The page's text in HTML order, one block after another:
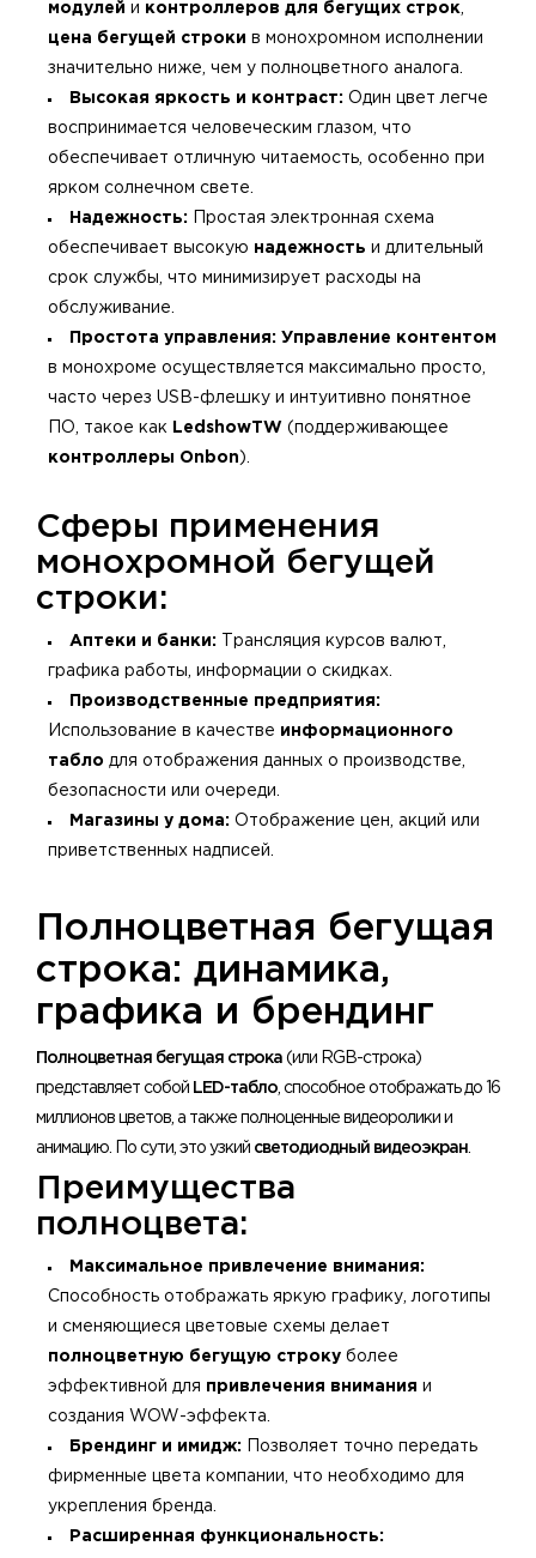
модулей и контроллеров для бегущих строк
цена бегущей строки в монохромном исполнении
значительно ниже, чем у полноцветного аналога.
Высокая яркость и контраст: Один цвет легче
воспринимается человеческим глазом, что
обеспечивает отличную читаемость, особенно при
ярком солнечном свете.
Надежность: Простая электронная схема
обеспечивает высокую надежность и длительный
срок службы, что минимизирует расходы на
обслуживание.
Простота управления: Управление контентом
в монохроме осуществляется максимально просто,
часто через USB-флешку и интуитивно понятное
ПО, такое как LedshowTW (поддерживающее
контроллеры Onbon ).
Сферы применения
монохромной бегущей
строки:
Аптеки и банки: Трансляция курсов валют,
графика работы, информации о скидках.
Производственные предприятия:
Использование в качестве информационного
табло для отображения данных о производстве,
безопасности или очереди.
Магазины у дома: Отображение цен, акций или
приветственных надписей.
Полноцветная бегущая
строка: динамика,
графика и брендинг
Полноцветная бегущая строка (или RGB-строка)
представляет собой LED-табло , способное отображать до 16
миллионов цветов, а также полноценные видеоролики и
анимацию. По сути, это узкий светодиодный видеоэкран
Преимущества
полноцвета:
Максимальное привлечение внимания:
Способность отображать яркую графику, логотипы
и сменяющиеся цветовые схемы делает
полноцветную бегущую строку более
эффективной для привлечения внимания и
создания WOW-эффекта.
Брендинг и имидж: Позволяет точно передать
фирменные цвета компании, что необходимо для
укрепления бренда.
Расширенная функциональность: